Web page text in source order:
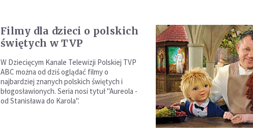
Filmy dla dzieci o polskich
świętych w TVP
W Dziecięcym Kanale Telewizji Polskiej TVP
ABC można od dziś oglądać filmy o
najbardziej znanych polskich świętych i
błogosławionych. Seria nosi tytuł "Aureola -
od Stanisława do Karola".